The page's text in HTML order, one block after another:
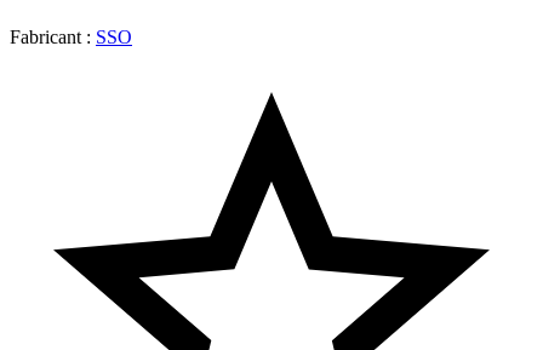
Fabricant : SSO